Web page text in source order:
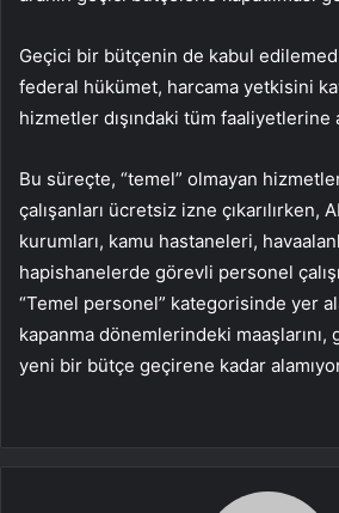
Geçici bir bütçenin de kabul
federal hükümet, harcama yetkisini
hizmetler dışındaki tüm faaliyetlerine
Bu süreçte, “temel” olmayan
çalışanları ücretsiz izne çıkarılırken,
kurumları, kamu hastaneleri,
hapishanelerde görevli personel
“Temel personel” kategorisinde yer
kapanma dönemlerindeki
yeni bir bütçe geçirene kadar